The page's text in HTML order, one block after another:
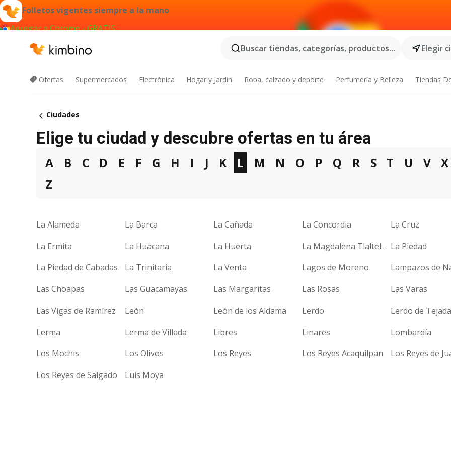
Folletos vigentes siempre a la mano
Agregar a Chrome - GRATIS
Buscar tiendas, categorías, productos...
Elegir
Ofertas Supermercados Electrónica Hogar y Jardín Ropa, calzado y deporte Perfumería y Belleza Tiendas
Ciudades
Elige tu ciudad y descubre ofertas en tu área
A B C D E F G H I J K L M N O P Q R S T U V X
Z
La Alameda La Barca La Cañada La Concordia
La Cruz
La Ermita
La Huacana La Huerta La Magdalena Tlaltelulco La Piedad
La Piedad de Cabadas
La Trinitaria La Venta Lagos de Moreno
Lampazos de
Las Choapas
Las Guacamayas Las Margaritas Las Rosas
Las Varas
Las Vigas de Ramírez
León León de los Aldama Lerdo
Lerdo de Tejada
Lerma
Lerma de Villada Libres Linares
Lombardía
Los Mochis
Los Olivos Los Reyes Los Reyes Acaquilpan
Los Reyes de
Los Reyes de Salgado
Luis Moya